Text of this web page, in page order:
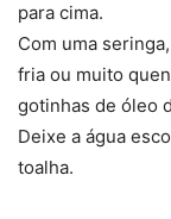
para cima.
Com uma
fria ou muito
gotinhas de óleo
Deixe a água
toalha.